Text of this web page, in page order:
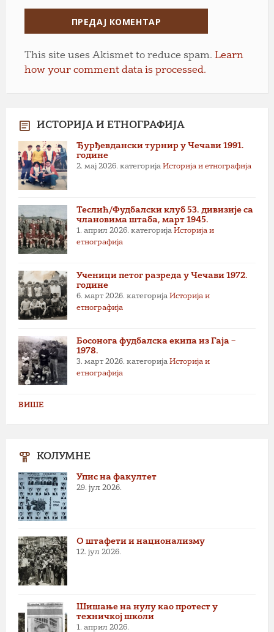
This site uses Akismet to reduce spam. Learn
how your comment data is processed.
ИСТОРИЈА И ЕТНОГРАФИЈА
Ђурђевдански турнир у Чечави 1991.
године
2. мај 2026. категорија Историја и етнографија
Теслић/Фудбалски клуб 53. дивизије са
члановима штаба, март 1945.
1. април 2026. категорија Историја и
етнографија
Ученици петог разреда у Чечави 1972.
године
6. март 2026. категорија Историја и
етнографија
Босонога фудбалска екипа из Гаја –
1978.
3. март 2026. категорија Историја и
етнографија
ВИШЕ
КОЛУМНЕ
Упис на факултет
29. јул 2026.
О штафети и национализму
12. јул 2026.
Шишање на нулу као протест у
техничкој школи
1. април 2026.